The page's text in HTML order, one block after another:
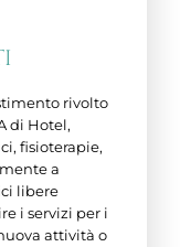
rivolto
di Hotel,
fisioterapie,
a
libere
i servizi per i
attività o